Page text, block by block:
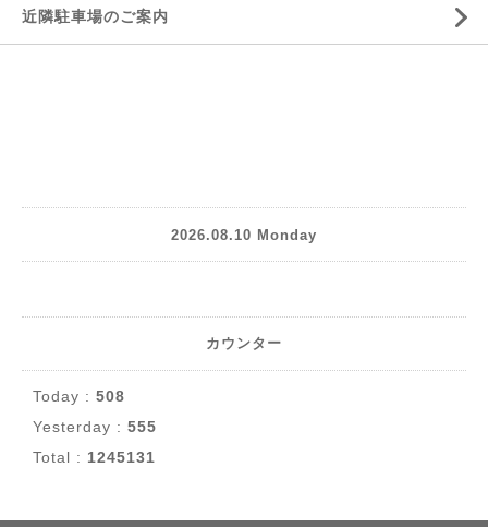
近隣駐車場のご案内
2026.08.10 Monday
カウンター
Today : 508
Yesterday : 555
Total : 1245131